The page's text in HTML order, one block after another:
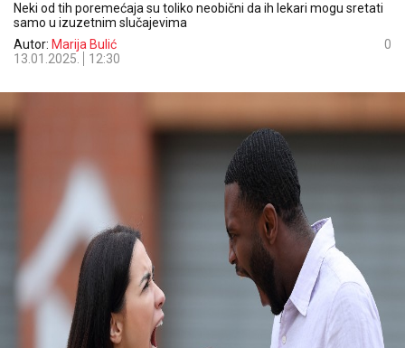
Neki od tih poremećaja su toliko neobični da ih lekari mogu sretati
samo u izuzetnim slučajevima
Autor: Marija Bulić
13.01.2025.
12:30
0